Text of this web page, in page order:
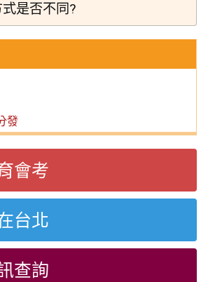
發
會考
台北
查詢
是否不同?